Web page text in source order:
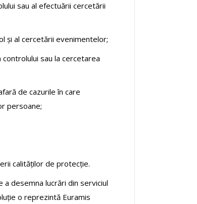
sau al efectuării cercetării
și al cercetării evenimentelor;
sau la cercetarea
de cazurile în care
persoane;
calităților de protecție.
desemna lucrări din serviciul
o reprezintă Euramis